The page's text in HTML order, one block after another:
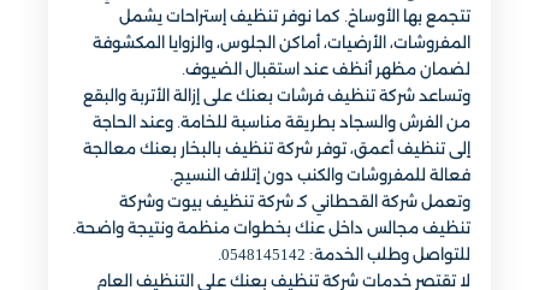
تتجمع بها الأوساخ. كما نوفر تنظيف إستراحات يشمل
المفروشات، الأرضيات، أماكن الجلوس، والزوايا المكشوفة
لضمان مظهر أنظف عند استقبال الضيوف.
وتساعد شركة تنظيف فرشات بعنك على إزالة الأتربة والبقع
من الفرش والسجاد بطريقة مناسبة للخامة. وعند الحاجة
إلى تنظيف أعمق، توفر شركة تنظيف بالبخار بعنك معالجة
فعالة للمفروشات والكنب دون إتلاف النسيج.
وتعمل شركة القحطاني كـ شركة تنظيف بيوت وشركة
تنظيف مجالس داخل عنك بخطوات منظمة ونتيجة واضحة.
للتواصل وطلب الخدمة: 0548145142.
لا تقتصر خدمات شركة تنظيف بعنك على التنظيف العام